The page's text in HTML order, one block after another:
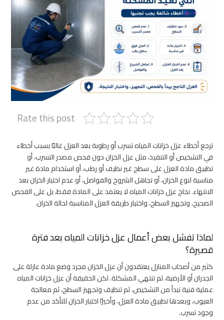
Rate this post
ترجع أخطاء عزل خزانات المياه تسرب أو رطوبة بعد العزل غالبًا بسبب أخطاء
في التشخيص أو التنفيذ، مثل عزل الخزان دون فحص مصدر التسرب، أو
تطبيق مادة العزل على سطح غير نظيف أو رطب، أو استخدام مادة غير
مناسبة لنوع الخزان، أو تجاهل الشروخ والفواصل، أو عدم اختبار الخزان بعد
الانتهاء. نجاح عزل خزانات المياه لا يعتمد على المادة فقط، بل على الفحص
الصحيح، وتجهيز السطح، واختيار طريقة العزل المناسبة لحالة الخزان.
لماذا تفشل بعض أعمال عزل خزانات المياه بعد فترة
قصيرة؟
كثير من أصحاب المنازل يعتقدون أن عزل الخزان مجرد وضع مادة عازلة على
الجدران أو الأرضية، ثم تنتهي المشكلة. لكن الحقيقة أن عزل خزانات المياه
عملية فنية تبدأ من التشخيص، ثم تنظيف وتجهيز السطح، ثم معالجة
العيوب، وبعدها تطبيق مادة العزل، وأخيرًا اختبار الخزان للتأكد من عدم
وجود تسرب.